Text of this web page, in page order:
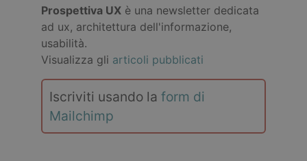
Prospettiva UX è una newsletter dedicata
ad ux, architettura dell'informazione,
usabilità.
Visualizza gli articoli pubblicati
Iscriviti usando la form di
Mailchimp